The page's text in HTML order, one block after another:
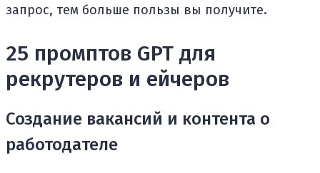
запрос, тем больше пользы вы получите.
25 промптов GPT для
рекрутеров и ейчеров
Создание вакансий и контента о
работодателе